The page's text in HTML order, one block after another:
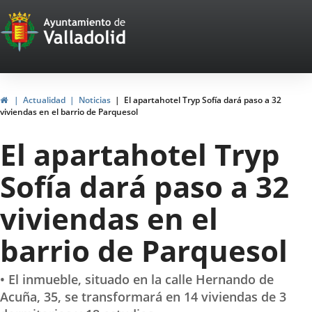
Portal
Web
del
Ayuntamiento
de
Valladolid
InicioActualidad Noticias
El apartahotel Tryp Sofía dará paso a 32
viviendas en el barrio de Parquesol
El apartahotel Tryp
Sofía dará paso a 32
viviendas en el
barrio de Parquesol
• El inmueble, situado en la calle Hernando de
Acuña, 35, se transformará en 14 viviendas de 3